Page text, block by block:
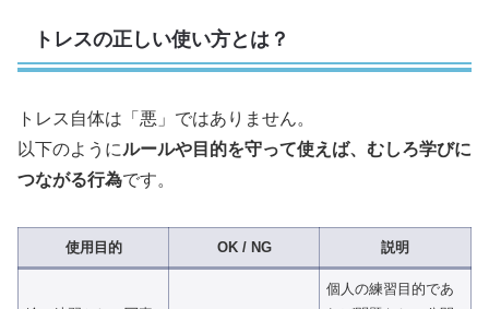
トレスの正しい使い方とは？
トレス自体は「悪」ではありません。
以下のようにルールや目的を守って使えば、むしろ学びに
つながる行為です。
使用目的 OK / NG 説明
個人の練習目的であ